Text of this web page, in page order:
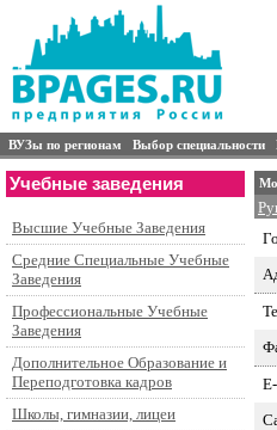
ВУЗы по регионам Выбор специальности
Учебные заведения
Высшие Учебные Заведения
Средние Специальные Учебные
Заведения
Профессиональные Учебные
Заведения
Дополнительное Образование и
Переподготовка кадров
Школы, гимназии, лицеи